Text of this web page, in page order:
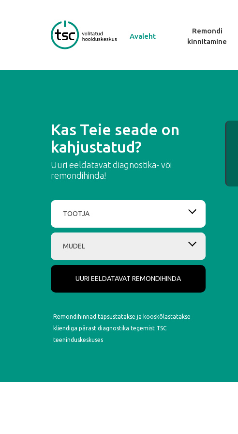
Avaleht
Remondi
kinnitamine
Kas Teie seade on
kahjustatud?
Uuri eeldatavat diagnostika- või
remondihinda!
TOOTJA
MUDEL
UURI EELDATAVAT REMONDIHINDA
Remondihinnad täpsustatakse ja kooskõlastatakse
kliendiga pärast diagnostika tegemist TSC
teeninduskeskuses